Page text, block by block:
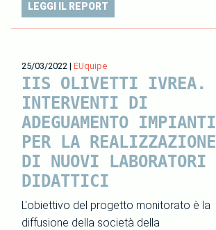
LEGGI IL REPORT
25/03/2022 | EUquipe
IIS OLIVETTI IVREA.
INTERVENTI DI
ADEGUAMENTO IMPIANTI
PER LA REALIZZAZIONE
DI NUOVI LABORATORI
DIDATTICI
L'obiettivo del progetto monitorato è la
diffusione della società della